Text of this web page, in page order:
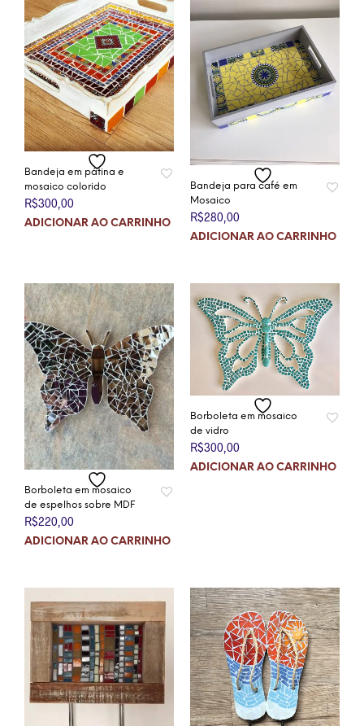
Bandeja em pátina e
mosaico colorido
R$300,00
ADICIONAR AO CARRINHO
Bandeja para café em
Mosaico
R$280,00
ADICIONAR AO CARRINHO
Borboleta em mosaico
de espelhos sobre MDF
R$220,00
ADICIONAR AO CARRINHO
Borboleta em mosaico
de vidro
R$300,00
ADICIONAR AO CARRINHO